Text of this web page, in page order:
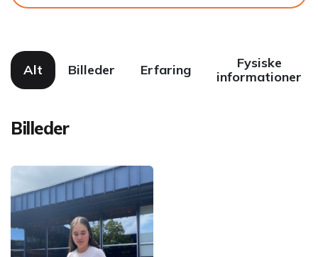
Alt Billeder Erfaring
Fysiske
informationer
Billeder